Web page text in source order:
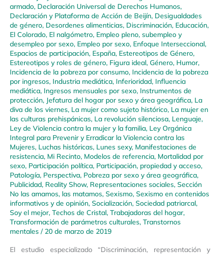
armado, Declaración Universal de Derechos Humanos,
Declaración y Plataforma de Acción de Beijín, Desigualdades
de género, Desordenes alimenticias, Discriminación, Educación,
El Colorado, El nalgómetro, Empleo pleno, subempleo y
desempleo por sexo, Empleo por sexo, Enfoque Interseccional,
Espacios de participación, España, Estereotipos de Género,
Estereotipos y roles de género, Figura ideal, Género, Humor,
Incidencia de la pobreza por consumo, Incidencia de la pobreza
por ingresos, Industria mediática, Inferioridad, Influencia
mediática, Ingresos mensuales por sexo, Instrumentos de
protección, Jefatura del hogar por sexo y área geográfica, La
diva de los viernes, La mujer como sujeto histórico, La mujer en
las culturas prehispánicas, La revolución silenciosa, Lenguaje,
Ley de Violencia contra la mujer y la familia, Ley Orgánica
Integral para Prevenir y Erradicar la Violencia contra las
Mujeres, Luchas históricas, Lunes sexy, Manifestaciones de
resistencia, Mi Recinto, Modelos de referencia, Mortalidad por
sexo, Participación política, Participación, propiedad y acceso,
Patología, Perspectiva, Pobreza por sexo y área geográfica,
Publicidad, Reality Show, Representaciones sociales, Sección
No las amamos, las matamos, Sexismo, Sexismo en contenidos
informativos y de opinión, Socialización, Sociedad patriarcal,
Soy el mejor, Techos de Cristal, Trabajadoras del hogar,
Transformación de parámetros culturales, Transtornos
mentales / 20 de marzo de 2019
El estudio especializado “Discriminación, representación y